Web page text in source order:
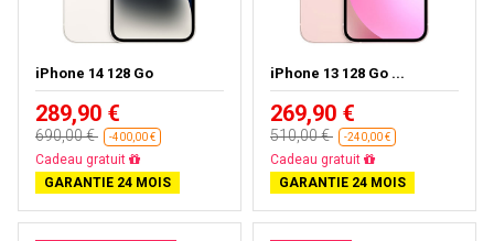
iPhone 14 128 Go
289,90 €
690,00 € -400,00 €
Livraison gratuite
GARANTIE 24 MOIS
iPhone 13 128 Go ...
269,90 €
510,00 € -240,00 €
Livraison gratuite
GARANTIE 24 MOIS